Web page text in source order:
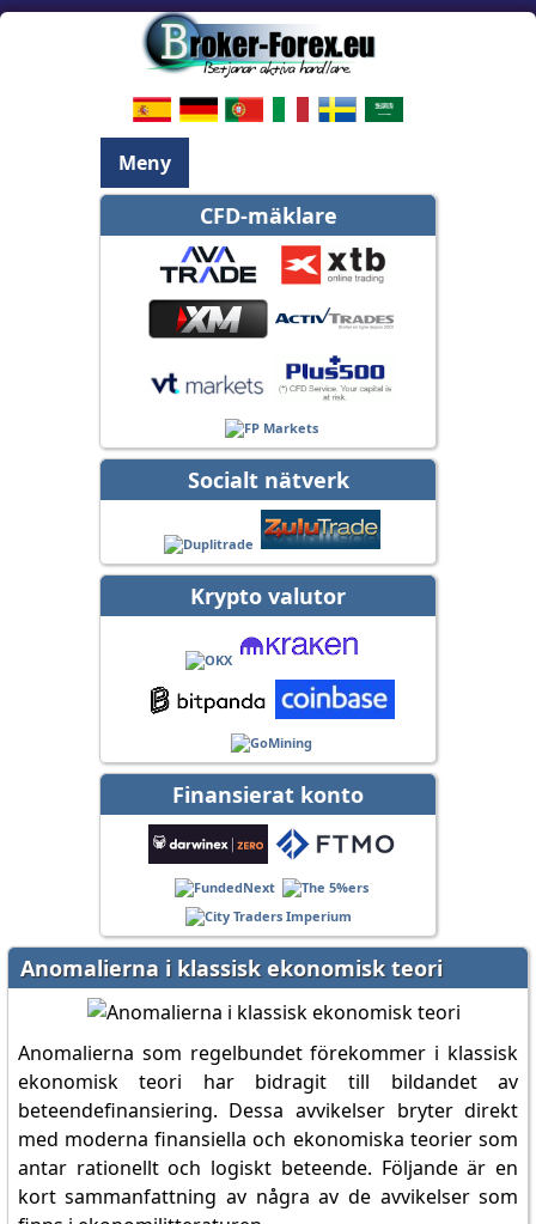
Meny
CFD-mäklare
Socialt nätverk
Krypto valutor
Finansierat konto
Anomalierna i klassisk ekonomisk teori
Anomalierna som regelbundet förekommer i klassisk
ekonomisk teori har bidragit till bildandet av
beteendefinansiering. Dessa avvikelser bryter direkt
med moderna finansiella och ekonomiska teorier som
antar rationellt och logiskt beteende. Följande är en
kort sammanfattning av några av de avvikelser som